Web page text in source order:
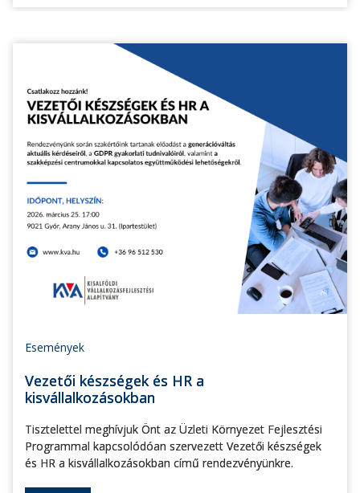
Események
Vezetői készségek és HR a
kisvállalkozásokban
Tisztelettel meghívjuk Önt az Üzleti Környezet Fejlesztési
Programmal kapcsolódóan szervezett Vezetői készségek
és HR a kisvállalkozásokban című rendezvényünkre.